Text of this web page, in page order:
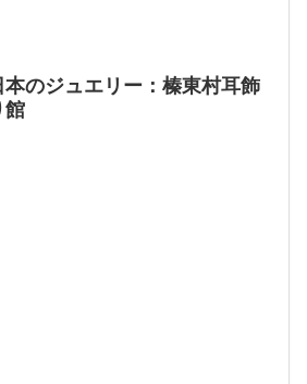
本のジュエリー：榛東村耳飾
館